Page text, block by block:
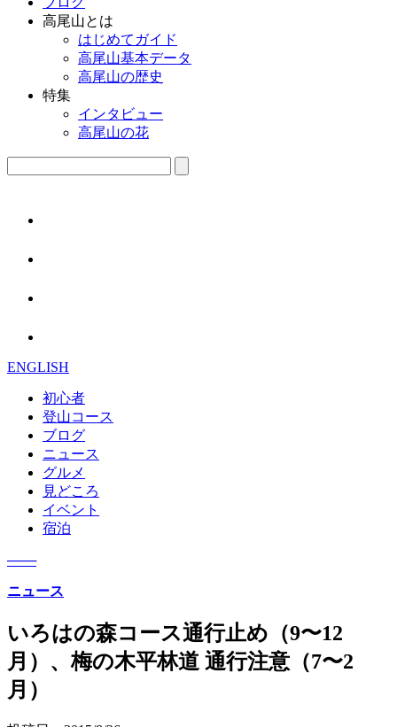
高尾山とは
はじめてガイド
高尾山基本データ
高尾山の歴史
特集
インタビュー
高尾山の花
ENGLISH
初心者
登山コース
ブログ
ニュース
グルメ
見どころ
イベント
宿泊
───
ニュース
いろはの森コース通行止め（9〜12
月）、梅の木平林道 通行注意（7〜2
月）